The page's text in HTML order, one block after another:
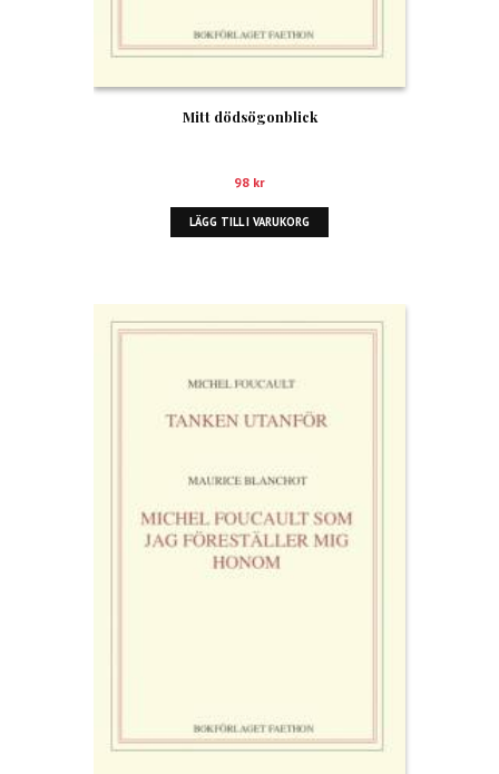
Mitt dödsögonblick
98 kr
LÄGG TILL I VARUKORG